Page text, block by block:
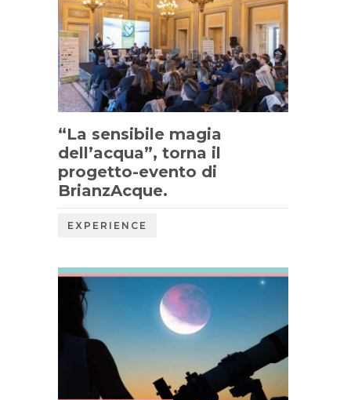
“La sensibile magia
dell’acqua”, torna il
progetto-evento di
BrianzAcque.
EXPERIENCE